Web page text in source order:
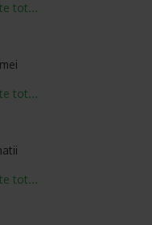
tot...
tot...
tot...